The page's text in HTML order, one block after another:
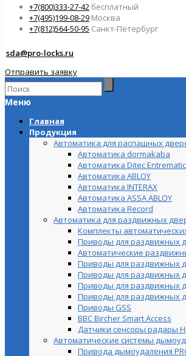
+7(800)333-27-42 бесплатный
+7(495)199-08-29 Москва
+7(812)564-50-95 Санкт-Петербург
sda@pro-locks.ru
Отправить заявку
Меню
Главная
Продукция
Автоматика для распашных
Автоматика dormakaba
Автоматика Ditec Entrematic
Автоматика ABLOY
Автоматика INTERAX
Автоматика ASSA ABLOY
Автоматика Record
Автоматика для раздвижных
Комплекты
Приводы для раздвижных
Автоматические
Приводы для раздвижных
Приводы для раздвижных
Приводы для раздвижных
Приводы для раздвижных
Приводы GSS
BBC Bircher Smart Access
Датчики сенсоры радары
Автоматические системы
Привода дымоудаления